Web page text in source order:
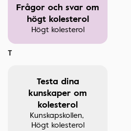
Frågor och svar om
högt kolesterol
Högt kolesterol
T
Testa dina
kunskaper om
kolesterol
Kunskapskollen
Högt kolesterol